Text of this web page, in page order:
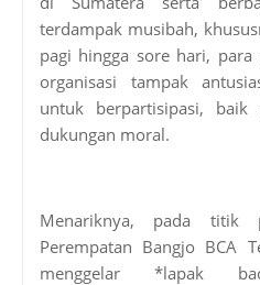
terdampak musibah,
pagi hingga sore hari, para
organisasi tampak
untuk berpartisipasi, baik
dukungan moral.
Menariknya, pada titik
Perempatan Bangjo BCA
menggelar *lapak